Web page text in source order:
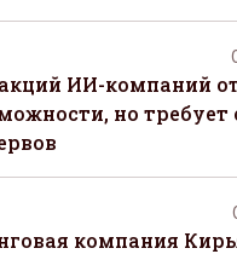
ИИ-компаний
но требует
компания